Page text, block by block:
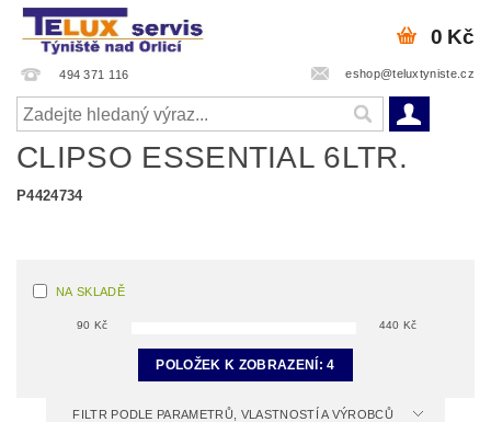
494 371 116 eshop@teluxtyniste.cz
0 Kč
CLIPSO ESSENTIAL 6LTR.
P4424734
NA SKLADĚ
90 Kč 440 Kč
POLOŽEK K ZOBRAZENÍ:4
FILTR PODLE PARAMETRŮ, VLASTNOSTÍ A VÝROBCŮ